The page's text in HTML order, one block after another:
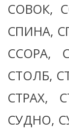
СОВОК,
СПИНА,
ССОРА,
СТОЛБ,
СТРАХ,
СУДНО,